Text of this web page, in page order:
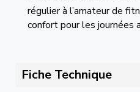
régulier à l’amateur de
confort pour les journées
Fiche Technique